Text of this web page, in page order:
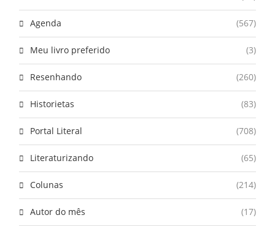
Agenda (567)
Meu livro preferido (3)
Resenhando (260)
Historietas (83)
Portal Literal (708)
Literaturizando (65)
Colunas (214)
Autor do mês (17)